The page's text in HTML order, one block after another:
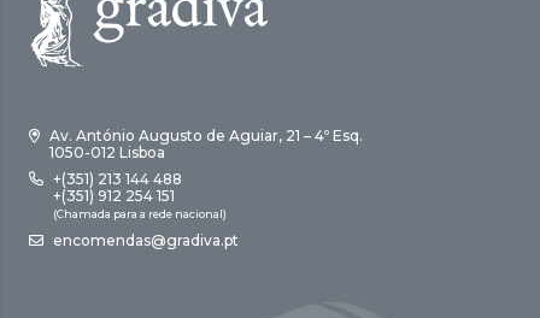
Av. António Augusto de Aguiar, 21 – 4º Esq.
1050-012 Lisboa
+(351) 213 144 488
+(351) 912 254 151
(Chamada para a rede nacional)
encomendas@gradiva.pt